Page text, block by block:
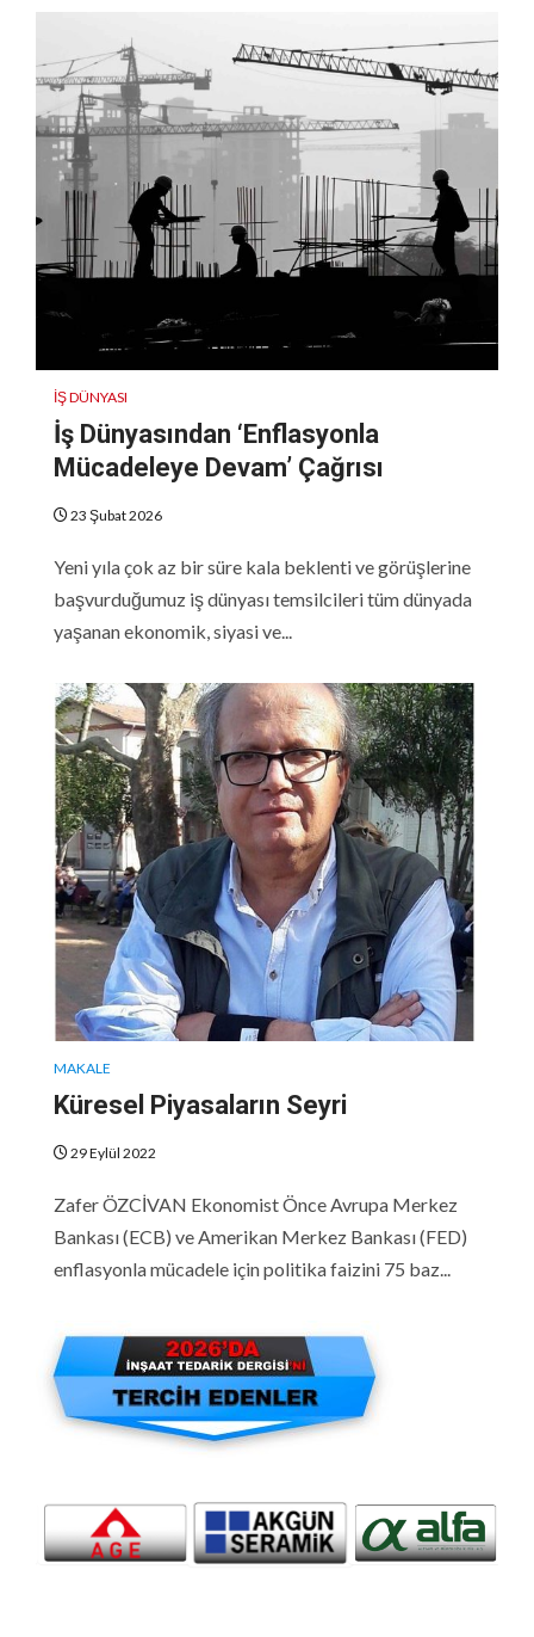
İŞ DÜNYASI
İş Dünyasından ‘Enflasyonla
Mücadeleye Devam’ Çağrısı
23 Şubat 2026
Yeni yıla çok az bir süre kala beklenti ve görüşlerine
başvurduğumuz iş dünyası temsilcileri tüm dünyada
yaşanan ekonomik, siyasi ve...
MAKALE
Küresel Piyasaların Seyri
29 Eylül 2022
Zafer ÖZCİVAN Ekonomist Önce Avrupa Merkez
Bankası (ECB) ve Amerikan Merkez Bankası (FED)
enflasyonla mücadele için politika faizini 75 baz...